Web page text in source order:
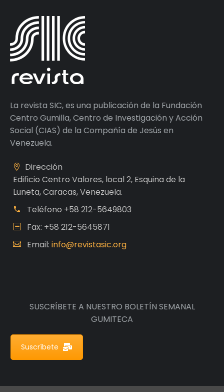
La revista SIC, es una publicación de la Fundación
Centro Gumilla, Centro de Investigación y Acción
Social (CIAS) de la Compañía de Jesús en
Venezuela.
Dirección
Edificio Centro Valores, local 2, Esquina de la
Luneta, Caracas, Venezuela.
Teléfono +58 212-5649803
Fax: +58 212-5645871
Email: info@revistasic.org
SUSCRÍBETE A NUESTRO BOLETÍN SEMANAL
GUMITECA
Suscríbete